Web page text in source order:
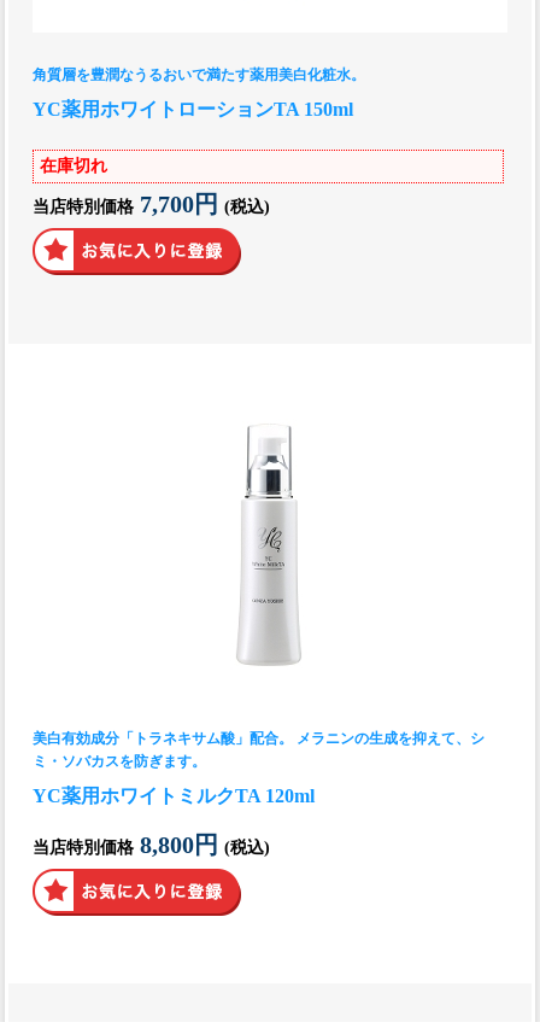
角質層を豊潤なうるおいで満たす薬用美白化粧水。
YC薬用ホワイトローションTA 150ml
在庫切れ
当店特別価格 7,700円 (税込)
美白有効成分「トラネキサム酸」配合。 メラニンの生成を抑えて、シ
ミ・ソバカスを防ぎます。
YC薬用ホワイトミルクTA 120ml
当店特別価格 8,800円 (税込)